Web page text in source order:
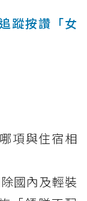
蹤按讚「女
項與住宿相
國內及輕裝